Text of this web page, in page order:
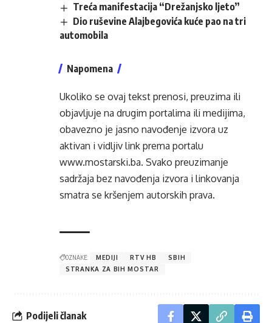
Treća manifestacija “Drežanjsko ljeto”
Dio ruševine Alajbegovića kuće pao na tri
automobila
Napomena
Ukoliko se ovaj tekst prenosi, preuzima ili
objavljuje na drugim portalima ili medijima,
obavezno je jasno navođenje izvora uz
aktivan i vidljiv link prema portalu
www.mostarski.ba. Svako preuzimanje
sadržaja bez navođenja izvora i linkovanja
smatra se kršenjem autorskih prava.
OZNAKE: MEDIJI RTV HB
SBIH
STRANKA ZA BIH MOSTAR
Podijeli članak